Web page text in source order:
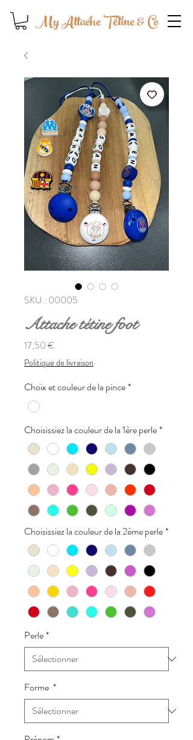
My Attache Tétine & Co
SKU : 00005
Attache tétine foot
17,50 €
Politique de livraison
Choix et couleur de la pince*
Choisissiez la couleur de la 1ère perle*
Choisissiez la couleur de la 2ème perle*
Perle*
Forme *